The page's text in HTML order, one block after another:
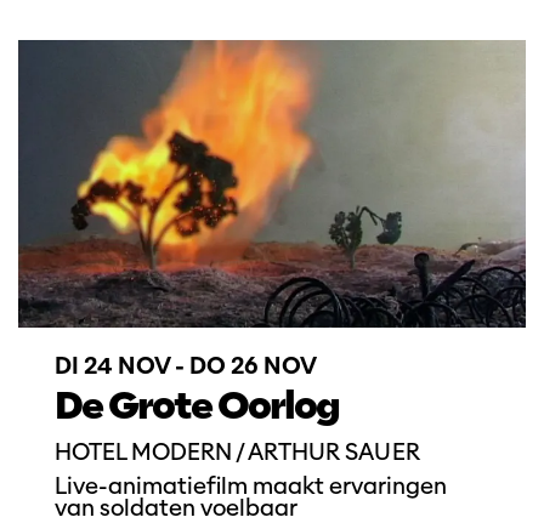
De Grote Oorlog
HOTEL MODERN / ARTHUR SAUER
DI 24 NOV- DO 26 NOV
Live-animatiefilm maakt ervaringen
van soldaten voelbaar